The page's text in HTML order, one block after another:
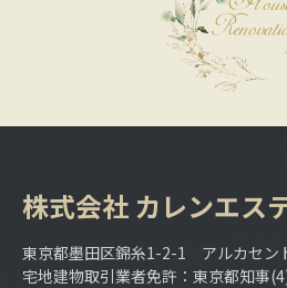
株式会社 カレンエス
東京都墨田区錦糸1-2-1 アルカセン
宅地建物取引業者免許：東京都知事